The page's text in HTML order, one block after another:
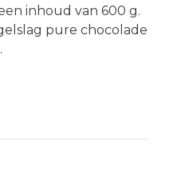
inhoud van 600 g.
pure chocolade